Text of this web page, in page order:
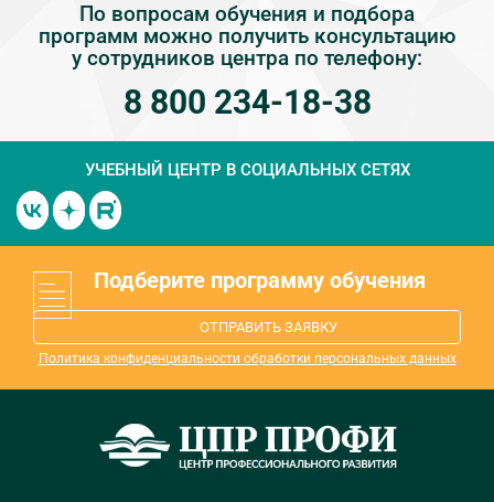
По вопросам обучения и подбора
программ можно получить консультацию
у сотрудников центра по телефону:
8 800 234-18-38
УЧЕБНЫЙ ЦЕНТР В СОЦИАЛЬНЫХ СЕТЯХ
Подберите программу обучения
ОТПРАВИТЬ ЗАЯВКУ
Политика конфиденциальности обработки персональных данных